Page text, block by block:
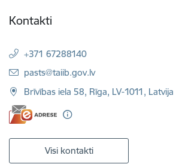
Kontakti
+371 67288140
E-pasts:
pasts@taiib.gov.lv
Brīvības iela 58, Rīga, LV-1011, Latvija
Visi kontakti